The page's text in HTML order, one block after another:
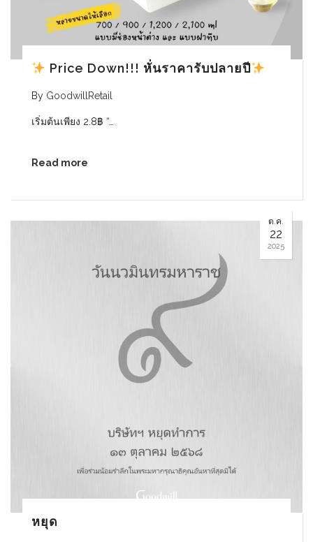
Price Down!!! หั่นราคารับปลายปี
By GoodwillRetail
เริ่มต้นเพียง 2.8฿ “…
Read more
ต.ค.
22
2025
หยุด